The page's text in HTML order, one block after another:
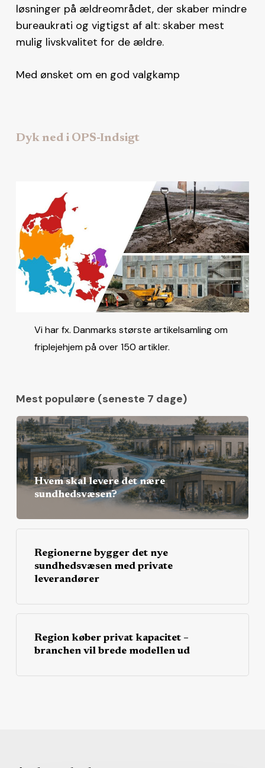
løsninger på ældreområdet, der skaber mindre
bureaukrati og vigtigst af alt: skaber mest
mulig livskvalitet for de ældre.
Med ønsket om en god valgkamp
Dyk ned i OPS-Indsigt
Vi har fx. Danmarks største artikelsamling om
friplejehjem på over 150 artikler.
Mest populære (seneste 7 dage)
Hvem skal levere det nære
sundhedsvæsen?
Regionerne bygger det nye
sundhedsvæsen med private
leverandører
Region køber privat kapacitet –
branchen vil brede modellen ud